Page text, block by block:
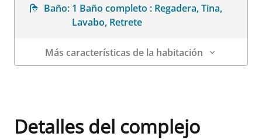
Baño: 1 Baño completo : Regadera, Tina,
Lavabo, Retrete
Más características de la habitación
Detalles del complejo